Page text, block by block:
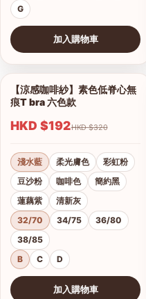
G
加入購物車
1/18
查看圖片
【涼感咖啡紗】素色低脊心無
痕T bra 六色款
HKD $192 HKD $320
淺水藍 柔光膚色
彩虹粉
豆沙粉
咖啡色
簡約黑
蓮藕紫
清新灰
32/70
34/75
36/80
38/85
B
C D
加入購物車